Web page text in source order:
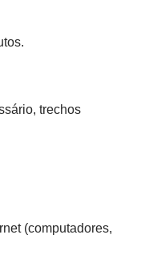
trechos
(computadores,